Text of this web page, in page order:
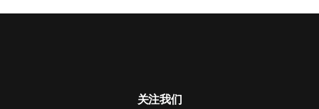
关注我们